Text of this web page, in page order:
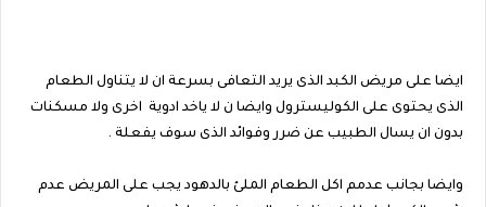
ايضا على مريض الكبد الذى يريد التعافى بسرعة ان لا يتناول الطعام
الذى يحتوى على الكوليسترول وايضا ن لا ياخد ادوية اخرى ولا مسكنات
بدون ان يسال الطبيب عن ضرر وفوائد الذى سوف يفعلة .
وايضا بجانب عدمم اكل الطعام الملئ بالدهود يجب على المريض عدم